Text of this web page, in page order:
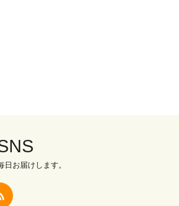
お届けします。